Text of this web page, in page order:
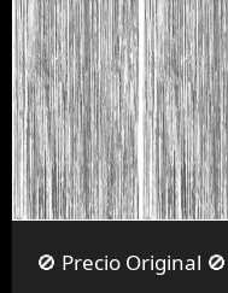
🚫 Precio Original